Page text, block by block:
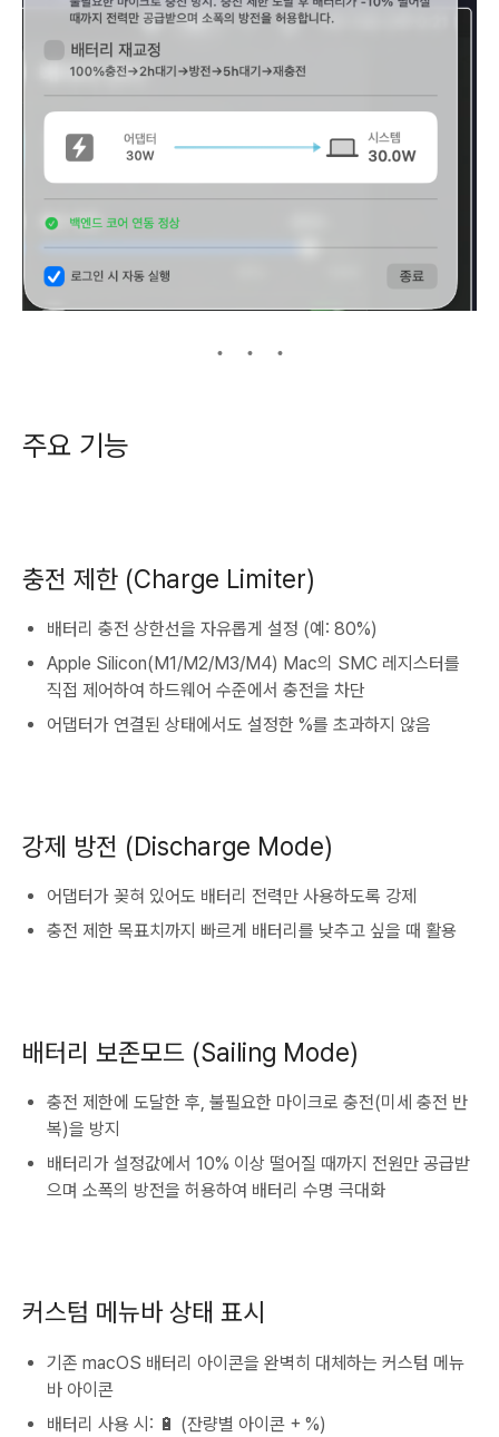
주요 기능
충전 제한 (Charge Limiter)
배터리 충전 상한선을 자유롭게 설정 (예: 80%)
Apple Silicon(M1/M2/M3/M4) Mac의 SMC 레지스터를
직접 제어하여 하드웨어 수준에서 충전을 차단
어댑터가 연결된 상태에서도 설정한 %를 초과하지 않음
강제 방전 (Discharge Mode)
어댑터가 꽂혀 있어도 배터리 전력만 사용하도록 강제
충전 제한 목표치까지 빠르게 배터리를 낮추고 싶을 때 활용
배터리 보존모드 (Sailing Mode)
충전 제한에 도달한 후, 불필요한 마이크로 충전(미세 충전 반
복)을 방지
배터리가 설정값에서 10% 이상 떨어질 때까지 전원만 공급받
으며 소폭의 방전을 허용하여 배터리 수명 극대화
커스텀 메뉴바 상태 표시
기존 macOS 배터리 아이콘을 완벽히 대체하는 커스텀 메뉴
바 아이콘
배터리 사용 시: 🔋 (잔량별 아이콘 + %)